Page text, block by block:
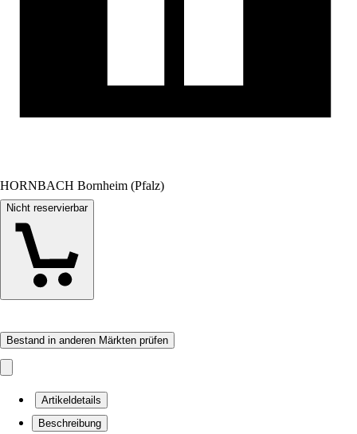
HORNBACH Bornheim (Pfalz)
Nicht reservierbar
Bestand in anderen Märkten prüfen
Artikeldetails
Beschreibung